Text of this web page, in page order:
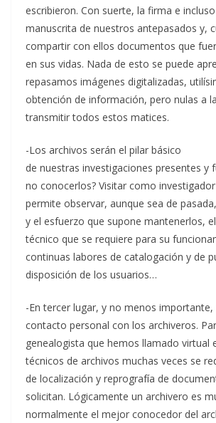
escribieron. Con suerte, la firma e
manuscrita de nuestros antepasados y,
compartir con ellos documentos que
en sus vidas. Nada de esto se puede
repasamos imágenes digitalizadas,
obtención de información, pero nulas a
transmitir todos estos matices.
-Los archivos serán el pilar básico
de nuestras investigaciones presentes y
no conocerlos? Visitar como
permite observar, aunque sea de
y el esfuerzo que supone mantenerlos,
técnico que se requiere para su
continuas labores de catalogación y de
disposición de los usuarios…
-En tercer lugar, y no menos importante,
contacto personal con los archiveros.
genealogista que hemos llamado virtual
técnicos de archivos muchas veces se
de localización y reprografía de
solicitan. Lógicamente un archivero es
normalmente el mejor conocedor del